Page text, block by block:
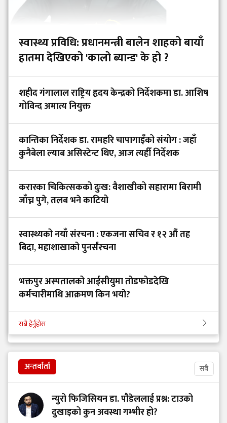
स्वास्थ्य प्रविधि: प्रधानमन्त्री बालेन शाहको बायाँ
हातमा देखिएको 'कालो ब्यान्ड' के हो ?
शहीद गंगालाल राष्ट्रिय हृदय केन्द्रको निर्देशकमा डा. आशिष
गोविन्द अमात्य नियुक्त
कान्तिका निर्देशक डा. रामहरि चापागाइँको संयोग : जहाँ
कुनैबेला ल्याब असिस्टेन्ट थिए, आज त्यहीँ निर्देशक
करारका चिकित्सकको दुःख: वैशाखीको सहारामा बिरामी
जाँच्न पुगे, तलब भने काटियो
स्वास्थ्यको नयाँ संरचना : एकजना सचिव र १२ औं तह
बिदा, महाशाखाको पुनर्संरचना
भक्तपुर अस्पतालको आईसीयुमा तोडफोडदेखि
कर्मचारीमाथि आक्रमण किन भयो?
सबै हेर्नुहोस
अन्तर्वार्ता सबै
न्युरो फिजिसियन डा. पौडेललाई प्रश्न: टाउको
दुखाइको कुन अवस्था गम्भीर हो?